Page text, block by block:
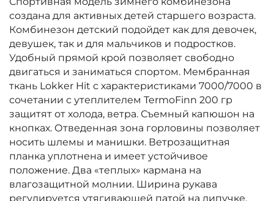
создана для активных детей старшего возраста.
Комбинезон детский подойдет как для девочек,
девушек, так и для мальчиков и подростков.
Удобный прямой крой позволяет свободно
двигаться и заниматься спортом. Мембранная
ткань Lokker Hit с характеристиками 7000/7000 в
сочетании с утеплителем TermoFinn 200 гр
защитят от холода, ветра. Съемный капюшон на
кнопках. Отведенная зона горловины позволяет
носить шлемы и манишки. Ветрозащитная
планка уплотнена и имеет устойчивое
положение. Два «теплых» кармана на
влагозащитной молнии. Ширина рукава
регулируется утягивающей патой на липучке,